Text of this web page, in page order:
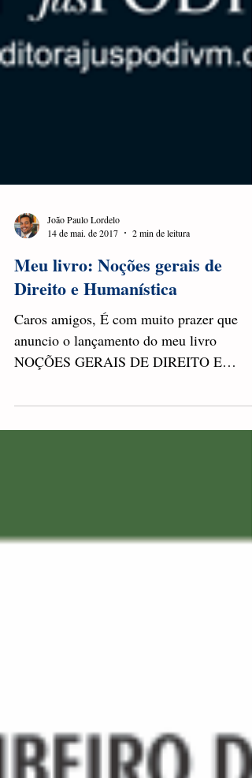
14 de mai. de 2017
2 min de leitura
Meu livro: Noções gerais de
Direito e Humanística
Caros amigos, É com muito prazer que
anuncio o lançamento do meu livro
FORMAÇÃO HUMANÍSTICA, pela
Editora...